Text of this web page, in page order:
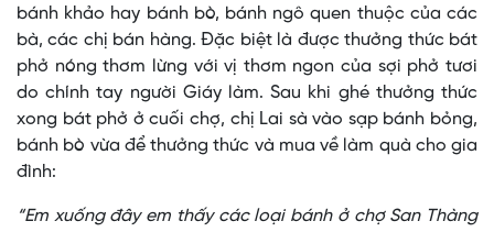
bánh khảo hay bánh bò, bánh ngô quen thuộc của các
bà, các chị bán hàng. Đặc biệt là được thưởng thức bát
phở nóng thơm lừng với vị thơm ngon của sợi phở tươi
do chính tay người Giáy làm. Sau khi ghé thưởng thức
xong bát phở ở cuối chợ, chị Lai sà vào sạp bánh bỏng,
bánh bò vừa để thưởng thức và mua về làm quà cho gia
đình:
“Em xuống đây em thấy các loại bánh ở chợ San Thàng